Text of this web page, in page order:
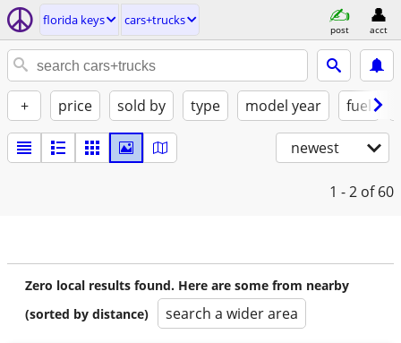
florida keys cars+trucks
post acct
+ price sold by type model year fuel
newest
1 - 2 of 60
Zero local results found. Here are some from nearby
(sorted by distance)
search a wider area